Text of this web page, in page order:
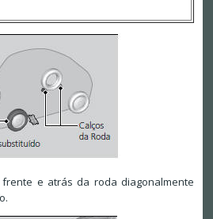
e atrás da roda diagonalmente